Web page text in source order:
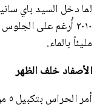
مليئاً بالماء.
الأصفاد خلف الظهر